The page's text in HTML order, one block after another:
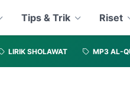
Tips & Trik Riset
LIRIK SHOLAWAT MP3 AL-